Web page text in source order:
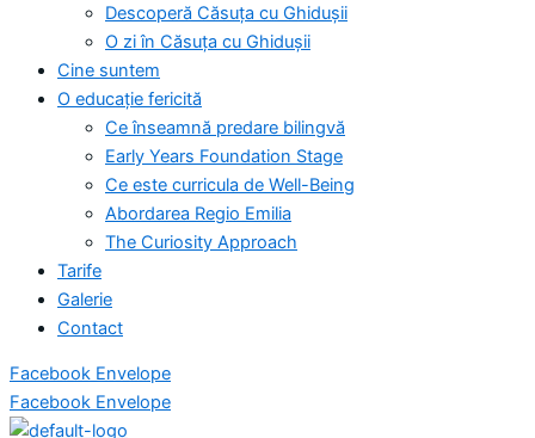
Descoperă Căsuța cu Ghidușii
O zi în Căsuța cu Ghidușii
Cine suntem
O educație fericită
Ce înseamnă predare bilingvă
Early Years Foundation Stage
Ce este curricula de Well-Being
Abordarea Regio Emilia
The Curiosity Approach
Tarife
Galerie
Contact
Facebook Envelope
Facebook Envelope